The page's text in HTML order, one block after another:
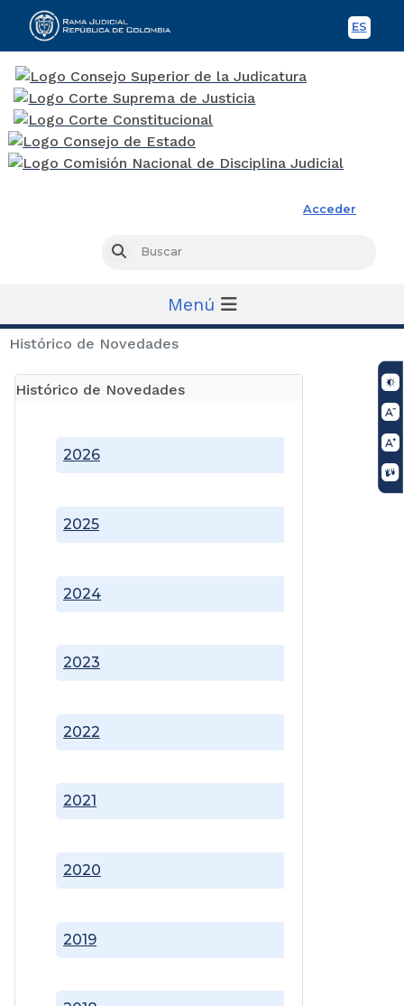
ES
Acceder
Buscar
Menú
Histórico de Novedades
Histórico de Novedades
2019
2020
2021
2022
2023
2024
2025
2026